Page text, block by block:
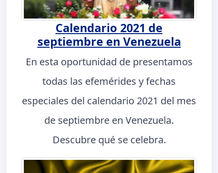
Calendario 2021 de
septiembre en Venezuela
En esta oportunidad de presentamos
todas las efemérides y fechas
especiales del calendario 2021 del mes
de septiembre en Venezuela.
Descubre qué se celebra.